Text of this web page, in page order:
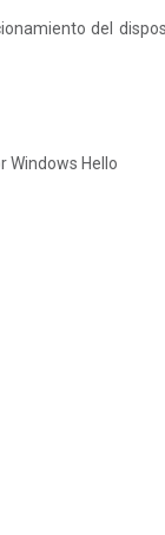
del
Windows Hello